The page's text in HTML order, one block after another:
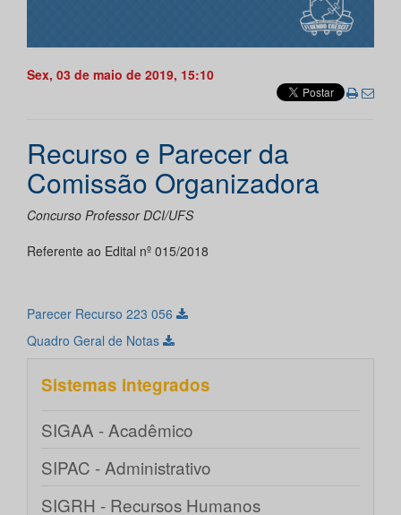
Sex, 03 de maio de 2019, 15:10
Recurso e Parecer da
Comissão Organizadora
Concurso Professor DCI/UFS
Referente ao Edital nº 015/2018
Parecer Recurso 223 056
Quadro Geral de Notas
Sistemas integrados
SIGAA - Acadêmico
SIPAC - Administrativo
SIGRH - Recursos Humanos